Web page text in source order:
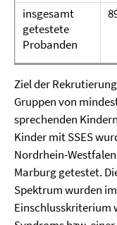
insgesamt
getestete
Probanden
Ziel der
Gruppen von
sprechenden
Kinder mit SSES
Nordrhein-
Marburg getestet.
Spektrum wurden
Einschlusskriterium